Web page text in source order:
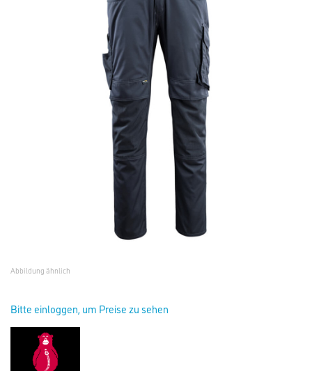
Abbildung ähnlich
Bitte einloggen, um Preise zu sehen